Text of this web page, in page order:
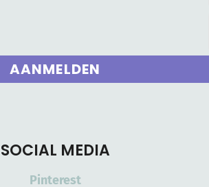
AANMELDEN
SOCIAL MEDIA
Pinterest